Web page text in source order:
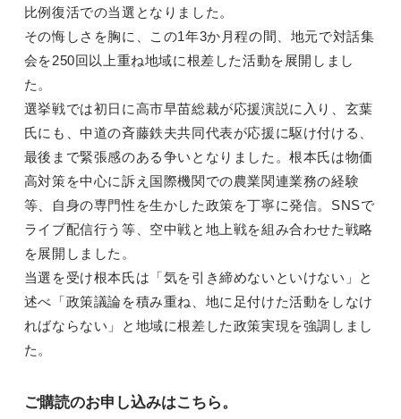
比例復活での当選となりました。
その悔しさを胸に、この1年3か月程の間、地元で対話集
会を250回以上重ね地域に根差した活動を展開しまし
た。
選挙戦では初日に高市早苗総裁が応援演説に入り、玄葉
氏にも、中道の斉藤鉄夫共同代表が応援に駆け付ける、
最後まで緊張感のある争いとなりました。根本氏は物価
高対策を中心に訴え国際機関での農業関連業務の経験
等、自身の専門性を生かした政策を丁寧に発信。SNSで
ライブ配信行う等、空中戦と地上戦を組み合わせた戦略
を展開しました。
当選を受け根本氏は「気を引き締めないといけない」と
述べ「政策議論を積み重ね、地に足付けた活動をしなけ
ればならない」と地域に根差した政策実現を強調しまし
た。
ご購読のお申し込みはこちら。